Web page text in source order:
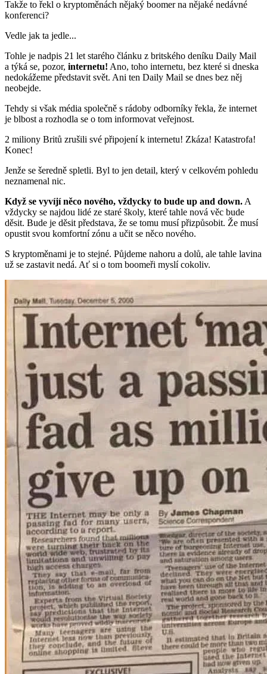
Takže to řekl o kryptoměnách nějaký boomer na nějaké nedávné
konferenci?
Vedle jak ta jedle...
Tohle je nadpis 21 let starého článku z britského deníku Daily Mail
a týká se, pozor, internetu! Ano, toho internetu, bez které si dneska
nedokážeme představit svět. Ani ten Daily Mail se dnes bez něj
neobejde.
Tehdy si však média společně s rádoby odborníky řekla, že internet
je blbost a rozhodla se o tom informovat veřejnost.
2 miliony Britů zrušili své připojení k internetu! Zkáza! Katastrofa!
Konec!
Jenže se šeredně spletli. Byl to jen detail, který v celkovém pohledu
neznamenal nic.
Když se vyvíjí něco nového, vždycky to bude up and down. A
vždycky se najdou lidé ze staré školy, které tahle nová věc bude
děsit. Bude je děsit představa, že se tomu musí přizpůsobit. Že musí
opustit svou komfortní zónu a učit se něco nového.
S kryptoměnami je to stejné. Půjdeme nahoru a dolů, ale tahle lavina
už se zastavit nedá. Ať si o tom boomeři myslí cokoliv.